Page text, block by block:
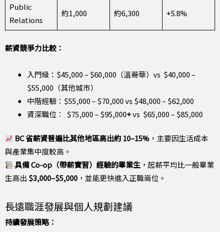
Public
Relations
約1,000 約6,300 +5.8%
薪資競爭力比較：
入門級：$45,000 – $60,000（溫哥華）vs $40,000 –
$55,000（其他城市）
中階經驗：$55,000 – $70,000 vs $48,000 – $62,000
資深職位： $75,000 – $95,000+vs $65,000 – $85,000
BC 省薪資普遍比其他地區高出約 10–15% ，主要因生活成本
與產業集中度較高。
具備 Co-op（帶薪實習）經驗的畢業生 ，起薪平均比一般畢業
生高出 $3,000–$5,000 ，並能更快進入正職崗位。
長遠職涯發展與個人規劃建議
持續發展策略：